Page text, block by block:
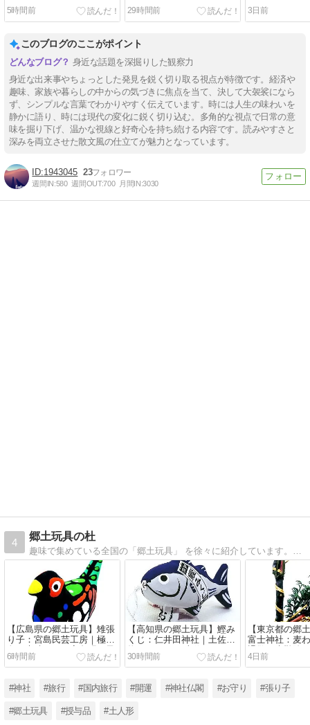
5時間前 29時間前
3日前
このブログのここがポイント
身近な話題を深掘りした観察力
身近な出来事やちょっとした発見を鋭く切り取る視点が特徴です。経済や
趣味、家族や暮らしの中からの気づきに焦点を当て、決して大袈裟になら
ず、シンプルな言葉でわかりやすく伝えています。時には人生の味わいを
静かに語り、時には現代の変化に鋭く切り込む。多角的な視点で日常の意
味を掘り下げ、温かな視線と好奇心を持ち続ける内容です。読みやすさと
深みを両立させた散文風の仕立てが魅力となっています。
1943045 23
週間IN:580 週間OUT:700 月間IN:3030
4
郷土玩具の杜
【広島県の郷土玩具】雉張
り子：宮島民芸工房｜極彩
色が素晴らしい宮島張り子
6時間前
【高知県の郷土玩具】鰹み
くじ：仁井田神社｜土佐名
物 カツオの一本釣り！
30時間前
【東京都の郷
富士神社：麦
退散・水難除
4日前
#神社 #旅行 #国内旅行 #開運 #神社仏閣 #お守り #張り子
#郷土玩具 #授与品 #土人形